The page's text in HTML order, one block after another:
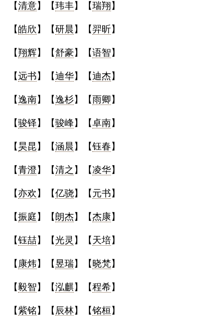
【清意】【玮丰】【瑞翔】
【皓欣】【研晨】【羿昕】
【翔辉】【舒豪】【语智】
【远书】【迪华】【迪杰】
【逸南】【逸杉】【雨卿】
【骏铎】【骏峰】【卓南】
【昊昆】【涵晨】【钰春】
【青澄】【清之 】【凌华】
【亦欢 】【亿骁】【元书】
【振庭】【朗杰】【杰康】
【钰喆】【光灵 】【天培】
【 康炜】【昱瑞】【 晓梵】
【毅智】【泓麒】【程希】
【紫铭】【 辰林】【铭桓】